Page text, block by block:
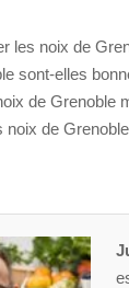
les noix de
sont-elles
de Grenoble
noix de